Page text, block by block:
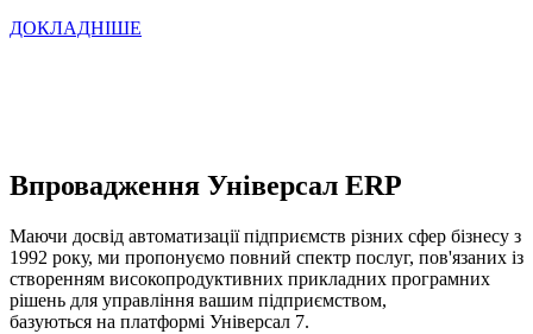
ДОКЛАДНІШЕ
Впровадження Універсал ERP
Маючи досвід автоматизації підприємств різних сфер бізнесу з
1992 року, ми пропонуємо повний спектр послуг, пов'язаних із
створенням високопродуктивних прикладних програмних
рішень для управління вашим підприємством,
базуються на платформі Універсал 7.